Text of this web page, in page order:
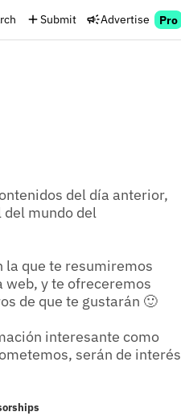
Submit Advertise Pro
del día anterior,
mundo del
la que te resumiremos
web, y te ofreceremos
de que te gustarán 🙂
interesante como
serán de interés